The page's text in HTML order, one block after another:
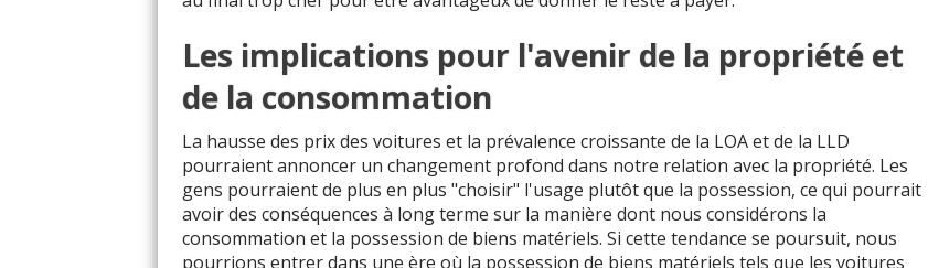
Les implications pour l'avenir de la propriété et
de la consommation
La hausse des prix des voitures et la prévalence croissante de la LOA et de la LLD
pourraient annoncer un changement profond dans notre relation avec la propriété. Les
gens pourraient de plus en plus "choisir" l'usage plutôt que la possession, ce qui pourrait
avoir des conséquences à long terme sur la manière dont nous considérons la
consommation et la possession de biens matériels. Si cette tendance se poursuit, nous
pourrions entrer dans une ère où la possession de biens matériels tels que les voitures